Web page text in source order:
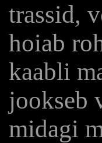
trassid,
hoiab
kaabli
jookseb
midagi